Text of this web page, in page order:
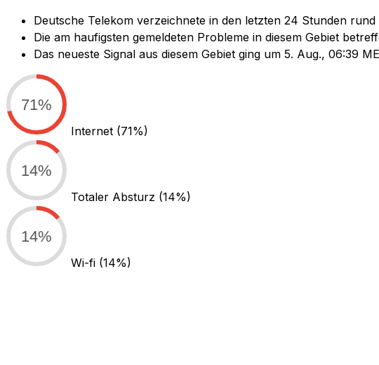
Deutsche Telekom verzeichnete in den letzten 24 Stunden
Die am haufigsten gemeldeten Probleme in diesem Gebiet
Das neueste Signal aus diesem Gebiet ging um 5. Aug., 06:39
71%
Internet (71%)
14%
Totaler Absturz (14%)
14%
Wi-fi (14%)